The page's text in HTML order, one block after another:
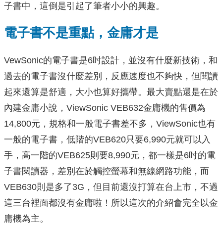
子書中，這倒是引起了筆者小小的興趣。
電子書不是重點，金庸才是
VewSonic的電子書是6吋設計，並沒有什麼新技術，和
過去的電子書沒什麼差別，反應速度也不夠快，但閱讀
起來還算是舒適，大小也算好攜帶。最大賣點還是在於
內建金庸小說，ViewSonic VEB632金庸機的售價為
14,800元，規格和一般電子書差不多，ViewSonic也有
一般的電子書，低階的VEB620只要6,990元就可以入
手，高一階的VEB625則要8,990元，都一樣是6吋的電
子書閱讀器，差別在於觸控螢幕和無線網路功能，而
VEB630則是多了3G，但目前還沒打算在台上市，不過
這三台裡面都沒有金庸啦！所以這次的介紹會完全以金
庸機為主。